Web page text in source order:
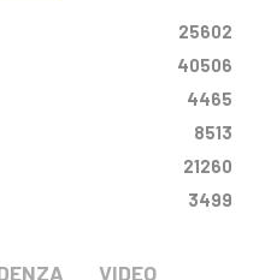
25602
40506
4465
8513
21260
3499
VIDEO